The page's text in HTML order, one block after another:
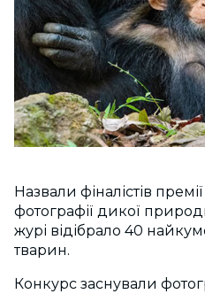
Назвали фіналістів
фотографії дикої
журі відібрало 40
тварин.
Конкурс заснували